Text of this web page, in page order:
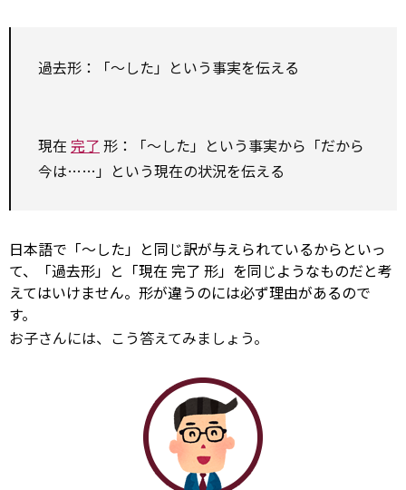
過去形：「～した」という事実を伝える
現在 完了 形：「～した」という事実から「だから
今は……」という現在の状況を伝える
日本語で「～した」と同じ訳が与えられているからといっ
て、「過去形」と「現在 完了 形」を同じようなものだと考
えてはいけません。形が違うのには必ず理由があるので
す。
お子さんには、こう答えてみましょう。